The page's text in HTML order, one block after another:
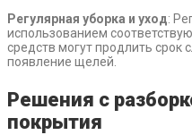
Регулярная уборка и уход:
использованием
средств могут продлить
появление щелей.
Решения с
покрытия